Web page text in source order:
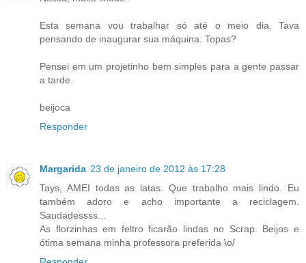
Esta semana vou trabalhar só até o meio dia. Tava
pensando de inaugurar sua máquina. Topas?
Pensei em um projetinho bem simples para a gente passar
a tarde.
beijoca
Responder
Margarida 23 de janeiro de 2012 às 17:28
Tays, AMEI todas as latas. Que trabalho mais lindo. Eu
também adoro e acho importante a reciclagem.
Saudadessss...
As florzinhas em feltro ficarão lindas no Scrap. Beijos e
ótima semana minha professora preferida \o/